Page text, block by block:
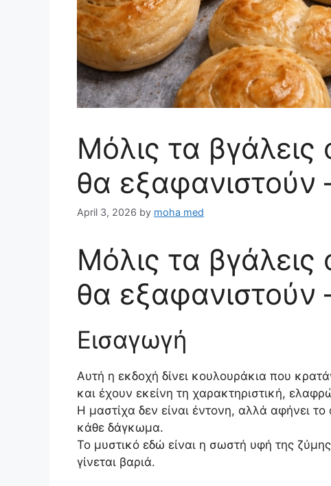
Μόλις τα
θα εξαφανιστούν
April 3, 2026 by moha med
Μόλις τα
θα εξαφανιστούν
Εισαγωγή
Αυτή η εκδοχή δίνει κουλουράκια που
και έχουν εκείνη τη χαρακτηριστική,
Η μαστίχα δεν είναι έντονη, αλλά αφήνει
κάθε δάγκωμα.
Το μυστικό εδώ είναι η σωστή υφή της
γίνεται βαριά.